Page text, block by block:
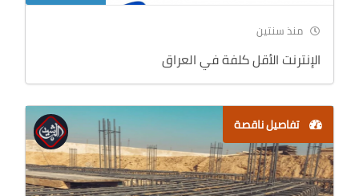
منذ سنتين
الإنترنت الأقل كلفة في العراق
تفاصيل ناقصة